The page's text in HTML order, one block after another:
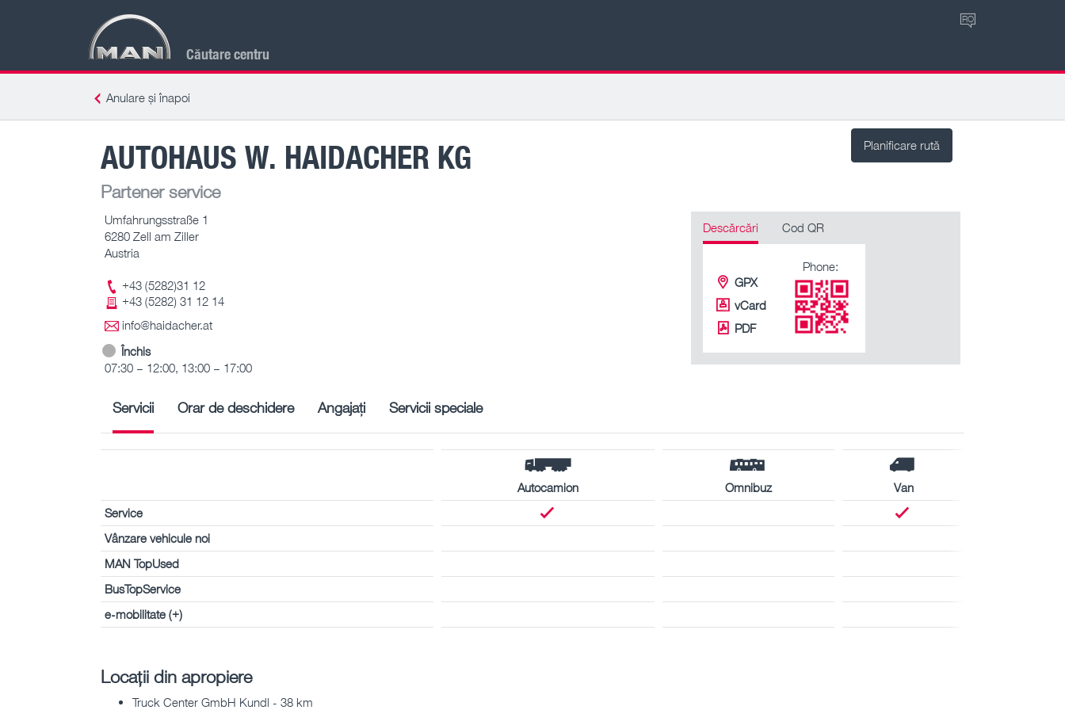
Căutare centru
RO
Anulare și înapoi
Planificare rută
AUTOHAUS W. HAIDACHER KG
Partener service
Umfahrungsstraße 1
6280 Zell am Ziller
Austria
+43 (5282)31 12
+43 (5282) 31 12 14
info@haidacher.at
Închis
07:30 – 12:00, 13:00 – 17:00
Descărcări Cod QR
GPX
vCard
PDF
Phone:
Servicii Orar de deschidere Angajați Servicii speciale
Autocamion Omnibuz
Van
Service
Vânzare vehicule noi
MAN TopUsed
BusTopService
e-mobilitate (+)
Locații din apropiere
Truck Center GmbH Kundl - 38 km